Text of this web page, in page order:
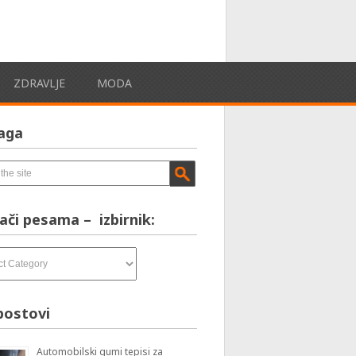
ZDRAVLJE MODA
pesama – izbirnik:
Automobilski gumi tepisi za